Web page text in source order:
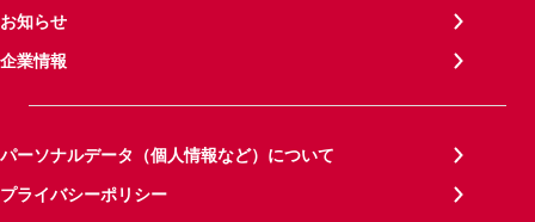
お知らせ
企業情報
パーソナルデータ（個人情報など）について
プライバシーポリシー